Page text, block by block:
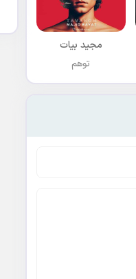
مجید بیات
توهم